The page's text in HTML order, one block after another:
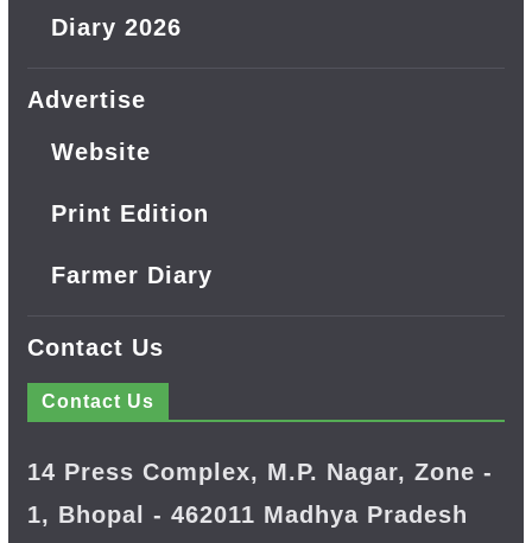
Diary 2026
Advertise
Website
Print Edition
Farmer Diary
Contact Us
Contact Us
14 Press Complex, M.P. Nagar, Zone -
1, Bhopal - 462011 Madhya Pradesh